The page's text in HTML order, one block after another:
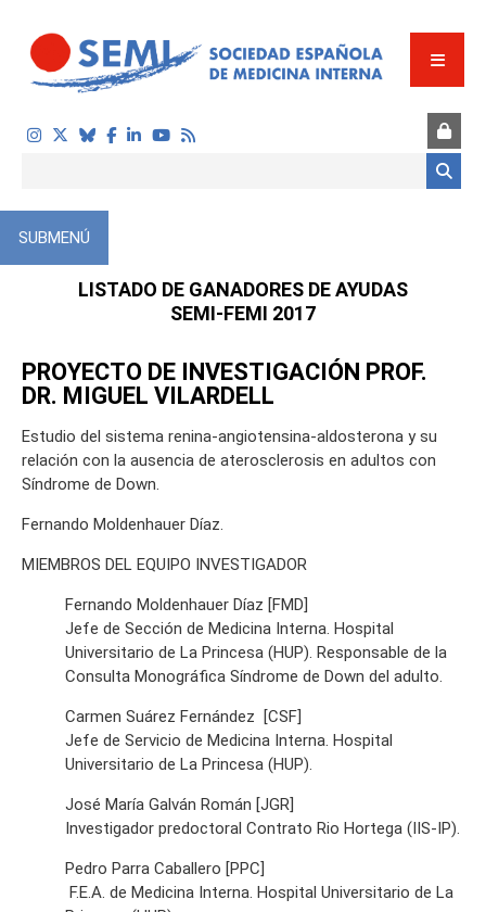
LISTADO DE GANADORES DE AYUDAS
SEMI-FEMI 2017
SUBMENÚ
PROYECTO DE INVESTIGACIÓN PROF.
DR. MIGUEL VILARDELL
Estudio del sistema renina-angiotensina-aldosterona y su
relación con la ausencia de aterosclerosis en adultos con
Síndrome de Down.
Fernando Moldenhauer Díaz.
MIEMBROS DEL EQUIPO INVESTIGADOR
Fernando Moldenhauer Díaz [FMD]
Jefe de Sección de Medicina Interna. Hospital
Universitario de La Princesa (HUP). Responsable de la
Consulta Monográfica Síndrome de Down del adulto.
Carmen Suárez Fernández [CSF]
Jefe de Servicio de Medicina Interna. Hospital
Universitario de La Princesa (HUP).
José María Galván Román [JGR]
Investigador predoctoral Contrato Rio Hortega (IIS-IP).
Pedro Parra Caballero [PPC]
F.E.A. de Medicina Interna. Hospital Universitario de La